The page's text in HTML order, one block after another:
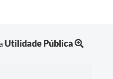
Utilidade Pública